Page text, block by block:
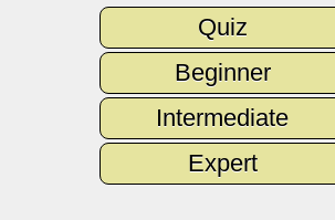
Quiz
Beginner
Intermediate
Expert